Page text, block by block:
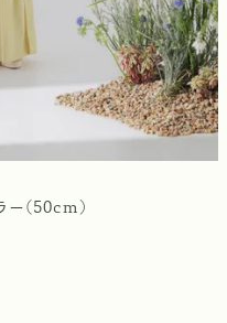
ー(50cm)